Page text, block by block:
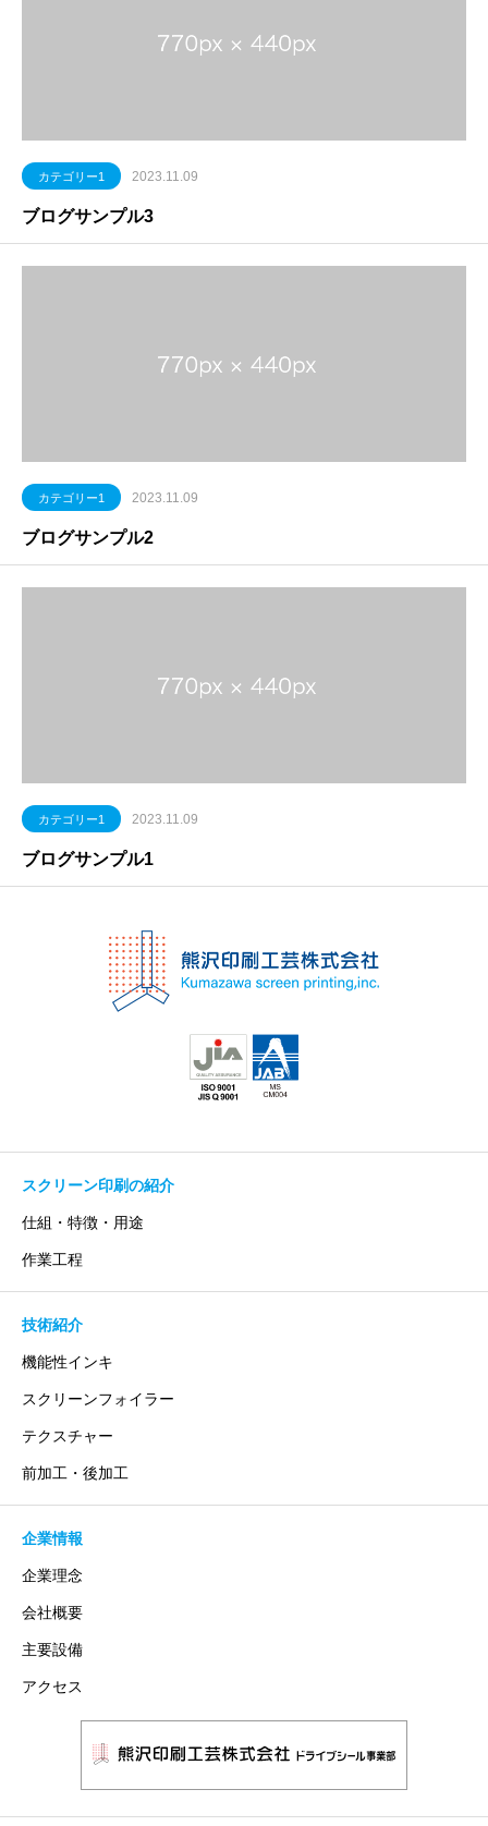
カテゴリー1 2023.11.09
ブログサンプル3
カテゴリー1 2023.11.09
ブログサンプル2
カテゴリー1 2023.11.09
ブログサンプル1
スクリーン印刷の紹介
仕組・特徴・用途
作業工程
技術紹介
機能性インキ
スクリーンフォイラー
テクスチャー
前加工・後加工
企業情報
企業理念
会社概要
主要設備
アクセス